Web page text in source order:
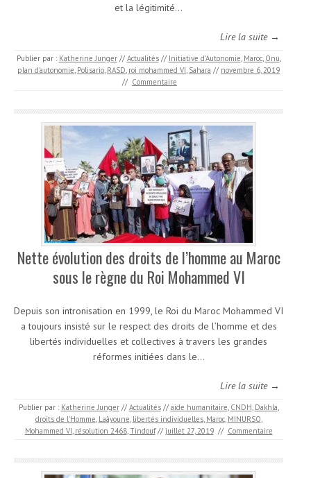
et la légitimité…
Lire la suite →
Publier par : Katherine Junger // Actualités // Initiative d’Autonomie, Maroc, Onu,
plan d’autonomie, Polisario, RASD, roi mohammed VI, Sahara // novembre 6, 2019
// Commentaire
Nette évolution des droits de l’homme au Maroc
sous le règne du Roi Mohammed VI
Depuis son intronisation en 1999, le Roi du Maroc Mohammed VI
a toujours insisté sur le respect des droits de l’homme et des
libertés individuelles et collectives à travers les grandes
réformes initiées dans le…
Lire la suite →
Publier par : Katherine Junger // Actualités // aide humanitaire, CNDH, Dakhla,
droits de l'Homme, Laâyoune, libertés individuelles, Maroc, MINURSO,
Mohammed VI, résolution 2468,Tindouf // juillet 27, 2019 // Commentaire